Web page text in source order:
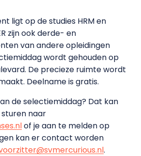
ligt op de studies HRM en
zijn ook derde- en
van andere opleidingen
wordt gehouden op
De precieze ruimte wordt
Deelname is gratis.
de selectiemiddag? Dat kan
naar
of je aan te melden op
kan er contact worden
.